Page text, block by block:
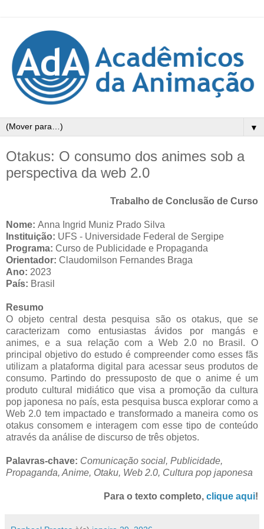
▼
Otakus: O consumo dos animes sob a
perspectiva da web 2.0
Trabalho de Conclusão de Curso
Nome: Anna Ingrid Muniz Prado Silva
Instituição: UFS - Universidade Federal de Sergipe
Programa: Curso de Publicidade e Propaganda
Orientador: Claudomilson Fernandes Braga
Ano: 2023
País: Brasil
Resumo
O objeto central desta pesquisa são os otakus, que se
caracterizam como entusiastas ávidos por mangás e
animes, e a sua relação com a Web 2.0 no Brasil. O
principal objetivo do estudo é compreender como esses fãs
utilizam a plataforma digital para acessar seus produtos de
consumo. Partindo do pressuposto de que o anime é um
produto cultural midiático que visa a promoção da cultura
pop japonesa no país, esta pesquisa busca explorar como a
Web 2.0 tem impactado e transformado a maneira como os
otakus consomem e interagem com esse tipo de conteúdo
através da análise de discurso de três objetos.
Palavras-chave: Comunicação social, Publicidade,
Propaganda, Anime, Otaku, Web 2.0, Cultura pop japonesa
Para o texto completo, clique aqui!